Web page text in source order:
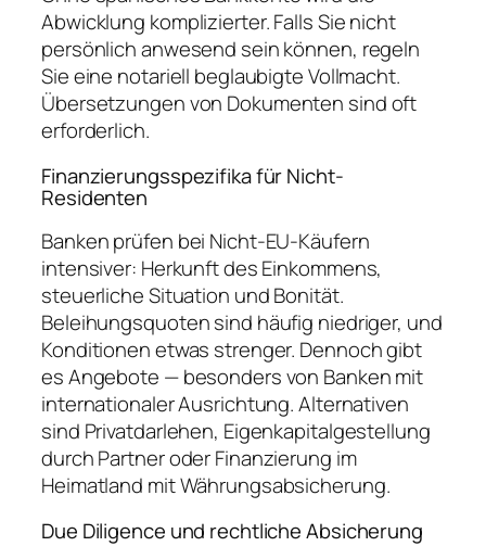
Abwicklung komplizierter. Falls Sie nicht
persönlich anwesend sein können, regeln
Sie eine notariell beglaubigte Vollmacht.
Übersetzungen von Dokumenten sind oft
erforderlich.
Finanzierungsspezifika für Nicht-
Residenten
Banken prüfen bei Nicht-EU-Käufern
intensiver: Herkunft des Einkommens,
steuerliche Situation und Bonität.
Beleihungsquoten sind häufig niedriger, und
Konditionen etwas strenger. Dennoch gibt
es Angebote — besonders von Banken mit
internationaler Ausrichtung. Alternativen
sind Privatdarlehen, Eigenkapitalgestellung
durch Partner oder Finanzierung im
Heimatland mit Währungsabsicherung.
Due Diligence und rechtliche Absicherung